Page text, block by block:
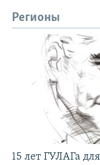
Регионы
15 лет ГУЛАГа